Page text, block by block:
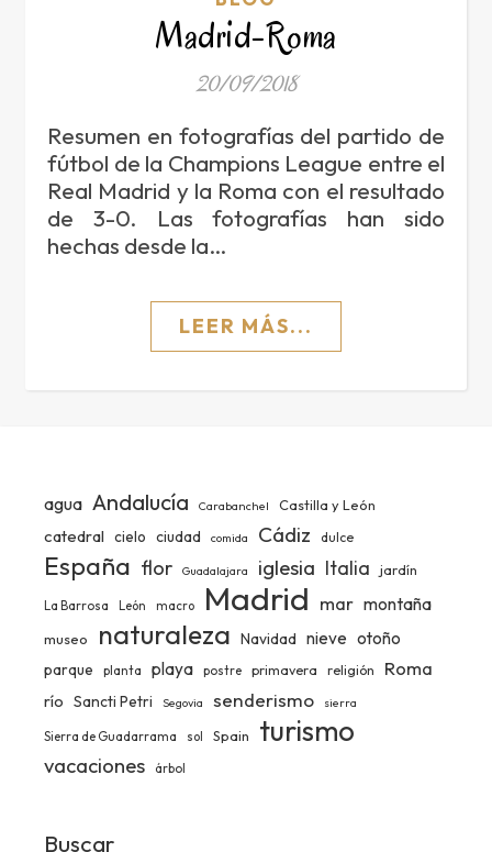
Madrid-Roma
20/09/2018
Resumen en fotografías del partido de
fútbol de la Champions League entre el
Real Madrid y la Roma con el resultado
de 3-0. Las fotografías han sido
hechas desde la…
LEER MÁS...
agua Andalucía Carabanchel Castilla y León
catedral cielo ciudad comida Cádiz dulce
España flor Guadalajara iglesia Italia jardín
La Barrosa León macro Madrid mar montaña
museo naturaleza Navidad nieve otoño
parque planta playa postre primavera religión Roma
río Sancti Petri Segovia senderismo sierra
Sierra de Guadarrama sol Spain turismo
vacaciones árbol
Buscar